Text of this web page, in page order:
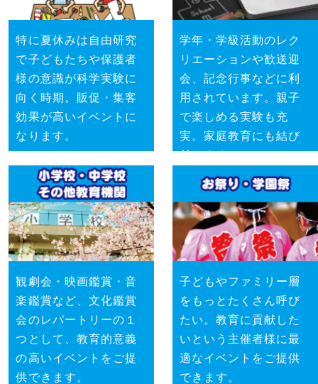
特に夏休みは自由研究
で子どもたちや保護者
様の意識が科学実験に
向く時期。販促・集客
効果が高いイベントに
なります。
学年・学級活動のレク
リエーションや歓送迎
会、記念行事などに利
用されています。親子
で楽しめる実験も充
実。家庭教育にも結び
付きます。
観劇会・映画鑑賞・音
楽鑑賞など、文化鑑賞
会のレパートリーの１
つとして、教育的意義
の高いイベントをご提
供できます。
子どもやファミリー層
をもっとたくさん呼び
たい。教育に貢献した
いという主催者様に最
適なイベントをご提供
できます。